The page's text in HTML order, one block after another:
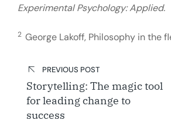
Experimental Psychology: Applied.
2 George Lakoff, Philosophy in the
Post
navigation
PREVIOUS POST
Storytelling: The magic tool
for leading change to
success